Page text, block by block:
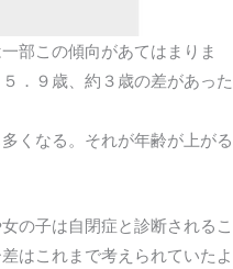
部この傾向があてはまりま
．９歳、約３歳の差があった
くなる。それが年齢が上がる
の子は自閉症と診断されるこ
はこれまで考えられていたよ